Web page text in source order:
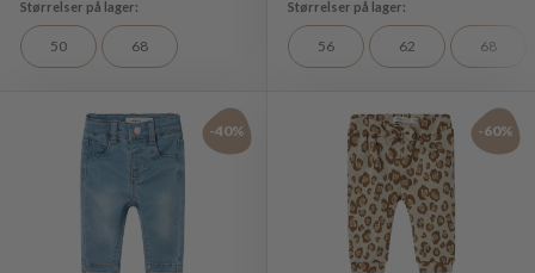
50 68 56 62 68
-40% -60%